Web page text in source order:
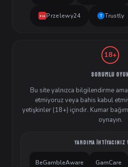
P24 Przelewy24 T Trustly
18+
SORUMLU OYUN
Bu site yalnızca bilgilendirme
etmiyoruz veya bahis kabul
yetişkinler (18+) içindir. Kumar
oynayın.
YARDIMA İHTIYACINIZ
BeGambleAware GamCare